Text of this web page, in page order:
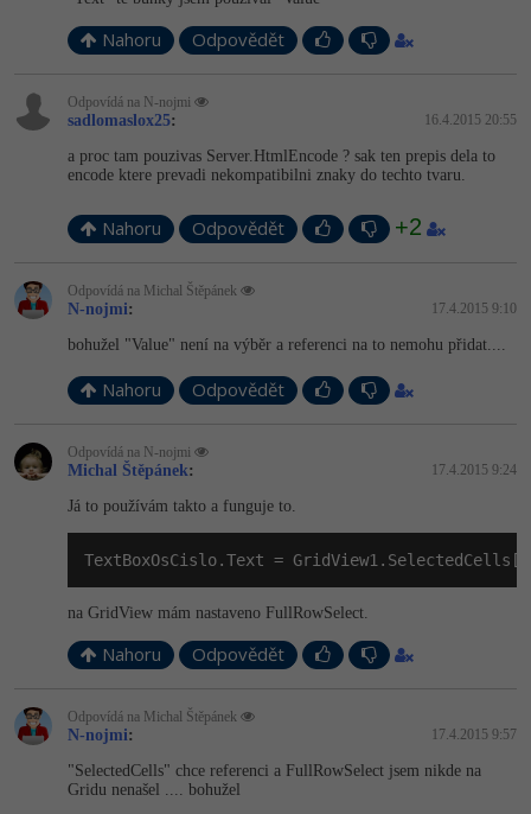
Fórum
Kurzy e-commerce
Datová analýza
Digitální gramotnost
Marketing -30%
-30%
UX
Kryptoměny -25%
Copywriting
Kurzy designu
-80%
-80%
Adobe Illustrator -80%
-30%
-15%
Adobe InDesign
Adobe After Effects
Blender
Inkscape
Kariéra
Pro firmy
Nahoru Odpovědět
Odpovídá na N-nojmi
sadlomaslox25: 16.4.2015 20:55
a proc tam pouzivas Server.HtmlEncode ? sak ten prepis dela to
encode ktere prevadi nekompatibilni znaky do techto tvaru.
Nahoru Odpovědět +2
Odpovídá na Michal Štěpánek
N-nojmi: 17.4.2015 9:10
bohužel "Value" není na výběr a referenci na to nemohu přidat....
Nahoru Odpovědět
Odpovídá na N-nojmi
Michal Štěpánek: 17.4.2015 9:24
Já to používám takto a funguje to.
TextBoxOsCislo.Text = GridView1.SelectedCells[
na GridView mám nastaveno FullRowSelect.
Nahoru Odpovědět
Odpovídá na Michal Štěpánek
N-nojmi: 17.4.2015 9:57
"SelectedCells" chce referenci a FullRowSelect jsem nikde na
Gridu nenašel .... bohužel